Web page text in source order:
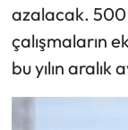
azalacak. 500
çalışmaların
bu yılın aralık